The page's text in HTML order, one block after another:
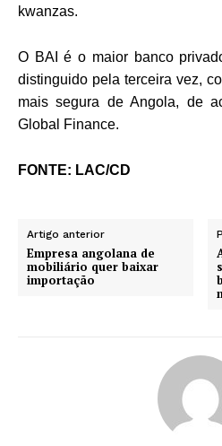
kwanzas.
O BAI é o maior banco
distinguido pela terceira vez,
mais segura de Angola, de
Global Finance.
FONTE: LAC/CD
Artigo anterior
Empresa angolana de
mobiliário quer baixar
importação